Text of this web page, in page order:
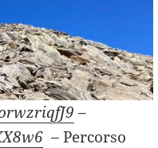
–
–Percorso